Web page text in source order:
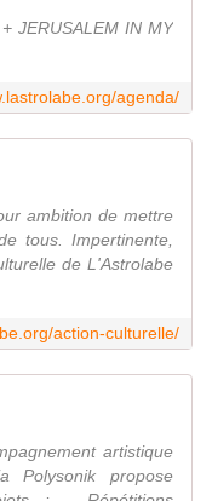
JERUSALEM IN MY
agenda/
ambition de mettre
tous. Impertinente,
de L'Astrolabe
action-culturelle/
artistique
Polysonik propose